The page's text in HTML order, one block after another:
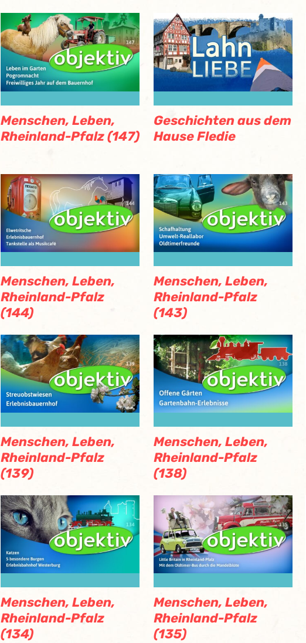
Menschen, Leben,
Rheinland-Pfalz (147)
Geschichten aus dem
Hause Fledie
Menschen, Leben,
Rheinland-Pfalz
(144)
Menschen, Leben,
Rheinland-Pfalz
(143)
Menschen, Leben,
Rheinland-Pfalz
(139)
Menschen, Leben,
Rheinland-Pfalz
(138)
Menschen, Leben,
Rheinland-Pfalz
(134)
Menschen, Leben,
Rheinland-Pfalz
(135)